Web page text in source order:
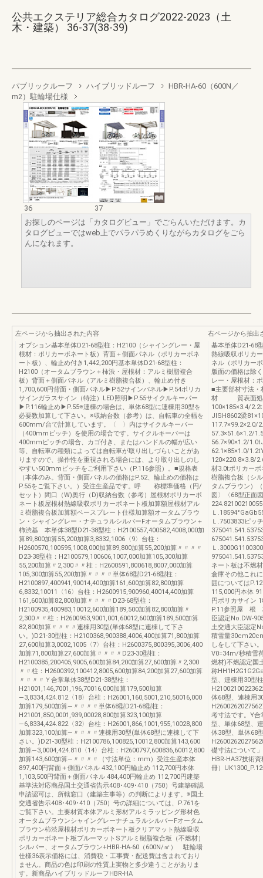
公共エクステリア総合カタログ2022-2023（土
木・建築） 36-37(38-39)
パブリックルーフ ハイブリッドルーフ
HBR-HA-60（600N／
m2）駐輪場仕様
36
37
お探しのページは「カタログビュー」でごらんいただけます。カ
タログビューではweb上でパラパラめくりながらカタログをごら
んになれます。
左ページから抽出された内容
オプション基本単体D21-68型柱：H2100（シャイングレー・屋
根材：ポリカーボネート板）背面＋側面パネル（ポリカーボネ
ート板）、輪止め付き1,442,200円基本単体D21-68型柱：
H2100（オータムブラウン＋柿渋・屋根材：アルミ樹脂複合
板）背面＋側面パネル（アルミ樹脂複合板）、輪止め付き
1,700,600円背面・側面パネル▶︎P.52サインパネル▶︎P.54ポリカ
サインガラスサイン（特注）LED照明▶︎P.55サイクルキーパー
▶︎P.116輪止め▶︎P.55※連棟の場合は、単体68型に連棟用30型を
必要数加算して下さい。※収納台数（参考）は、自転車の全幅を
600mm/台で計算しています。〈 〉内はサイクルキーパー
（400mmピッチ）を使用の場合です。サイクルキーパーは
400mmピッチの場合、カゴ付き、またはハンドルの幅が広い
等、自転車の種類によっては自転車が取り出しづらいことがあ
りますので、操作性を重視される場合には、より取り出しのし
やすい500mmピッチをご利用下さい（P.116参照）。■規格表
（本体のみ。背面・側面パネルの価格はP.52、輪止めの価格は
P.55をご覧下さい。）受注生産品です。呼 称標準価格（円/
セット）間口（W)奥行（D)収納台数（参考）屋根材ポリカーボ
ネート板屋根材熱線吸収ポリカーボネート板加算額屋根材アル
ミ樹脂複合板加算額ベースプレート仕様加算額オータムブラウ
ン・シャイングレー・ナチュラルシルバーFオータムブラウン＋
柿渋基 本単体38型D21-38型柱：H2100557,400582,4008,000加
算89,800加算55,200加算3,8332,1006〈9〉台柱：
H2600570,100595,1008,000加算89,800加算55,200加算〃〃〃〃
D23-38型柱：H2100579,100606,1007,000加算105,300加算
55,200加算〃2,300〃〃柱：H2600591,800618,8007,000加算
105,300加算55,200加算〃〃〃〃単体68型D21-68型柱：
H2100897,400941,90014,400加算161,600加算82,800加算
6,8332,10011〈16〉台柱：H2600915,900960,40014,400加算
161,600加算82,800加算〃〃〃〃D23-68型柱：
H2100935,400983,10012,600加算189,500加算82,800加算〃
2,300〃〃柱：H2600953,9001,001,60012,600加算189,500加算
82,800加算〃〃〃〃連棟用30型(単体68型に連棟して下さ
い。)D21-30型柱：H2100368,900388,4006,400加算71,800加算
27,600加算3,0002,1005〈7〉台柱：H2600375,800395,3006,400
加算71,800加算27,600加算〃〃〃〃D23-30型柱：
H2100385,200405,9005,600加算84,200加算27,600加算〃2,300
〃〃柱：H2600392,100412,8005,600加算84,200加算27,600加算
〃〃〃〃Ｙ合掌単体38型D21-38型柱：
H21001,146,7001,196,70016,000加算179,500加算
―3,8334,424.812〈18〉台柱：H26001,160,5001,210,50016,000
加算179,500加算―〃〃〃〃単体68型D21-68型柱：
H21001,850,0001,939,00028,800加算323,100加算
―6,8334,424.822〈32〉台柱：H26001,866,1001,955,10028,800
加算323,100加算―〃〃〃〃連棟用30型(単体68型に連棟して下
さい。)D21-30型柱：H2100786,100825,10012,800加算143,600
加算―3,0004,424.810〈14〉台柱：H2600797,600836,60012,800
加算143,600加算―〃〃〃〃（寸法単位：mm）受注生産本体
897,400円背面＋側面パネル 432,100円輪止め 112,700円本体
1,103,500円背面＋側面パネル 484,400円輪止め 112,700円建築
基準法対応商品国土交通省告示408･409･410（750）号建築確認
申請認可は、所轄窓口（建築主事等）の判断によります。※国土
交通省告示408･409･410（750）号の詳細については、P.761を
ご覧下さい。主要材質本体アルミ形材アルミラッピング形材色
オータムブラウンシャイングレーナチュラルシルバーFオータム
ブラウン柿渋屋根材ポリカーボネート板クリアマット熱線吸収
ポリカーボネート板ブルーマットSアルミ樹脂複合板（不燃材）
シルバー、オータムブラウン+HBR-HA-60（600N/㎡） 駐輪場
仕様36表示価格には、消費税・工事費・配送費は含まれており
ません。商品の色は印刷の性質上実物と多少違うことがありま
す。新商品ハイブリッドルーフHBR-HA
右ページから抽出
基本単体D21-68
熱線吸収ポリカ
ネル（ポリカー
版面の価格は除
レー・屋根材：
■主要部材寸法・
材 質表面処
100×185×3.4/
JISH8602梁
117.7×99.2×2.0/
57.3×51.6×1.2/
56.7×90×1.2/
62.1×85×1.0/
120×220.8×3.8/
材3.0tポリカー
樹脂複合板（シ
タムブラウン）
図〉〈68型正面
Ｌ
Ｌ.7503833ピッ
Ｌ
ネート板は不燃
倉庫その他これ
囲については
115,000円本体
円ポリカサイン
P.11参照屋 根
臣認定No.DW-
土交通大臣認定
積雪量
しをして下さい
V0=34m/秒積雪
燃材)不燃認定国
称
型、連棟用30型
体68型、連棟用
考寸法です。Y合
型、単体68型、
体38型、単体68
礎寸法について
HBR-HA37技術
冊）